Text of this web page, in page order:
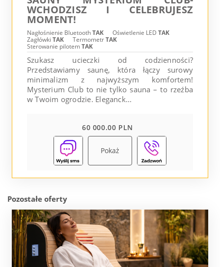
WCHODZISZ I CELEBRUJESZ
MOMENT!
Nagłośnienie BluetoothTAK Oświetlenie LED TAK
Zagłówki TAK TermometrTAK
Sterowanie pilotemTAK
Szukasz ucieczki od codzienności?
Przedstawiamy saunę, która łączy surowy
minimalizm z najwyższym komfortem!
Mysterium Club to nie tylko sauna – to rzeźba
w Twoim ogrodzie. Eleganck...
60 000.00 PLN
Pokaż
Pozostałe oferty